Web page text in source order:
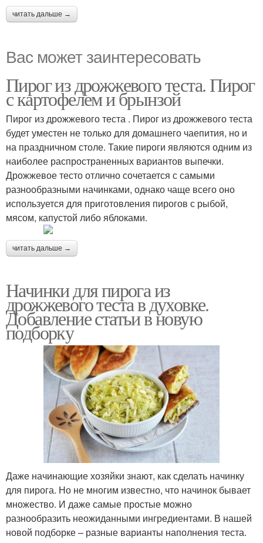
читать дальше →
Вас может заинтересовать
Пирог из дрожжевого теста. Пирог
с картофелем и брынзой
Пирог из дрожжевого теста . Пирог из дрожжевого теста
будет уместен не только для домашнего чаепития, но и
на праздничном столе. Такие пироги являются одним из
наиболее распространенных вариантов выпечки.
Дрожжевое тесто отлично сочетается с самыми
разнообразными начинками, однако чаще всего оно
используется для приготовления пирогов с рыбой,
мясом, капустой либо яблоками.
читать дальше →
Начинки для пирога из
дрожжевого теста в духовке.
Добавление статьи в новую
подборку
Даже начинающие хозяйки знают, как сделать начинку
для пирога. Но не многим известно, что начинок бывает
множество. И даже самые простые можно
разнообразить неожиданными ингредиентами. В нашей
новой подборке – разные варианты наполнения теста.